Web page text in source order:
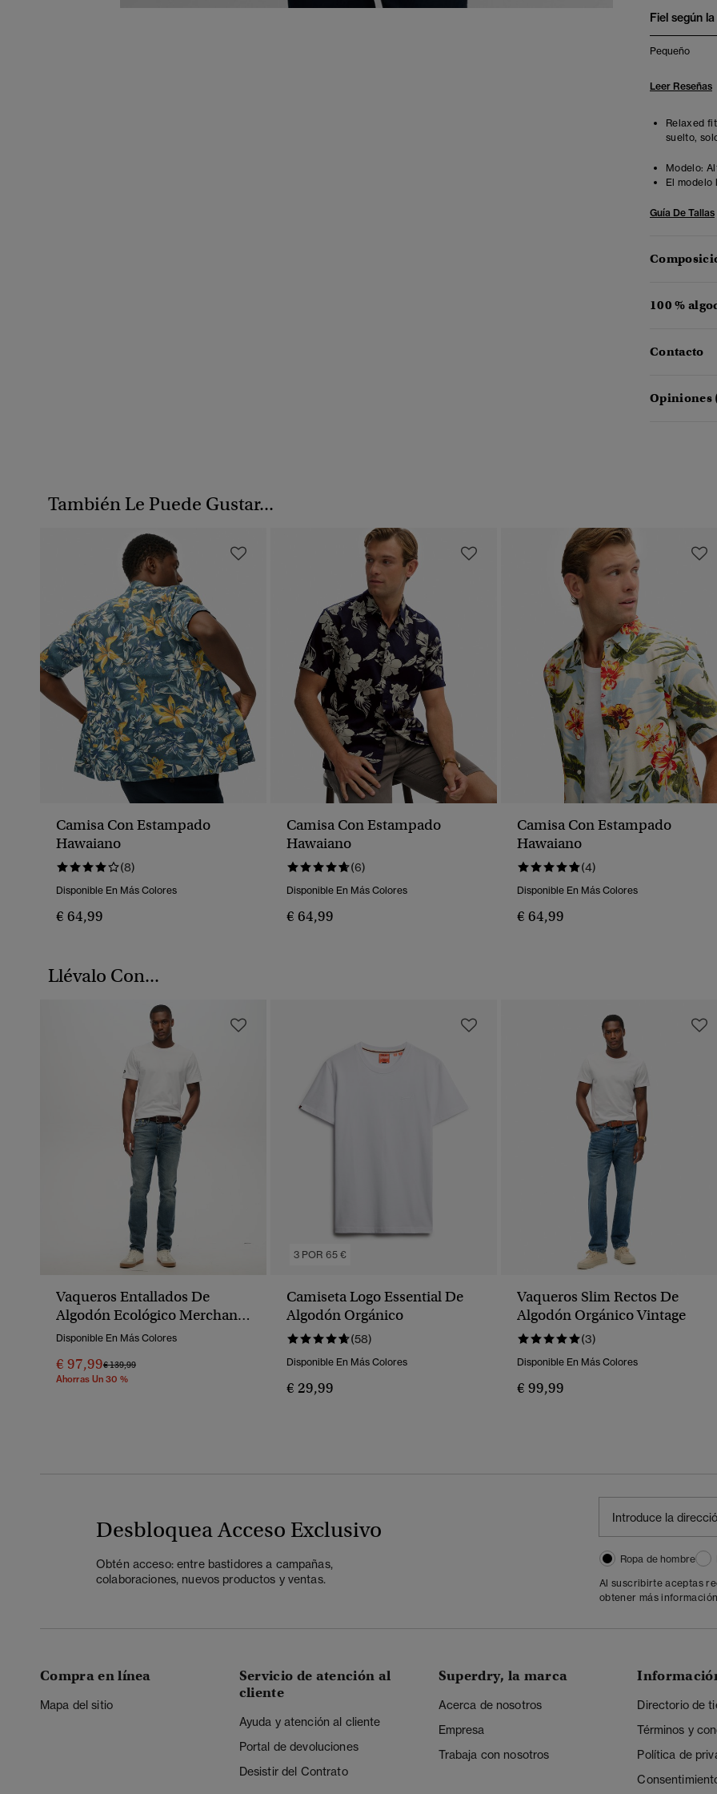
Fiel según
Pequeño
Leer Reseñas
Relaxed
suelto,
Modelo:
El modelo
Guía De Tallas
100 %
Contacto
Opiniones
También Le Puede Gustar...
Camisa Con Estampado
Hawaiano
(8)
Disponible En Más Colores
€ 64,99
Camisa Con Estampado
Hawaiano
(6)
Disponible En Más Colores
€ 64,99
Camisa Con Estampado
Hawaiano
(4)
Disponible En Más Colores
€ 64,99
Llévalo Con...
Vaqueros Entallados De
Algodón Ecológico Merchant
Store
Disponible En Más Colores
€ 97,99Precio Rebajado De
€ 139,99A
Ahorras Un 30 %
3 POR 65 €
Camiseta Logo Essential De
Algodón Orgánico
(58)
Disponible En Más Colores
€ 29,99
Vaqueros Slim Rectos De
Algodón Orgánico Vintage
(3)
Disponible En Más Colores
€ 99,99
Desbloquea Acceso Exclusivo
Obtén acceso: entre bastidores a campañas,
colaboraciones, nuevos productos y ventas.
Ropa de hombre
Al suscribirte aceptas
obtener más
Compra en línea
Mapa del sitio
Servicio de atención al
cliente
Ayuda y atención al cliente
Portal de devoluciones
Desistir del Contrato
Superdry, la marca
Acerca de nosotros
Empresa
Trabaja con nosotros
Directorio de
Términos y
Política de